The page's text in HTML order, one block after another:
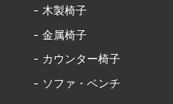
- 木製椅子
- 金属椅子
- カウンター椅子
- ソファ・ベンチ